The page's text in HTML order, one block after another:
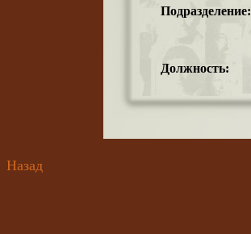
Подразделение:
Должность:
Назад